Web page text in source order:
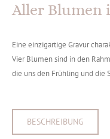
Aller Blumen
Eine einzigartige Gravur
Vier Blumen sind in den
die uns den Frühling und die
BESCHREIBUNG